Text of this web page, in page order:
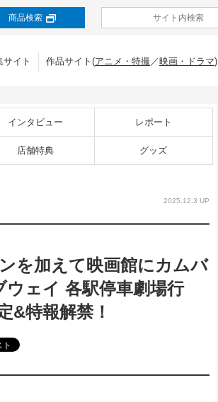
商品検索
サイト 作品サイト(アニメ・特撮／映画・ドラマ)
インタビュー レポート
店舗特典 グッズ
2025.12.3 UP
を加えて映画館にカムバ
ェイ 各駅停車劇場行
&特報解禁！